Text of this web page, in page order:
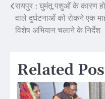
Post
navigation
रायपुर : घुमंतू पशुओं के कारण
वाले दुर्घटनाओं को रोकने एक
विशेष अभियान चलाने के निर्देश
Related